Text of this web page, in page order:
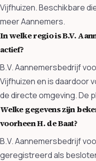
Vijfhuizen. Beschikbare
meer Aannemers.
In welke regio is B.V.
actief?
B.V. Aannemersbedrijf
Vijfhuizen en is daardoor
de directe omgeving. De
Welke gegevens zijn
voorheen H. de Baat?
B.V. Aannemersbedrijf
geregistreerd als